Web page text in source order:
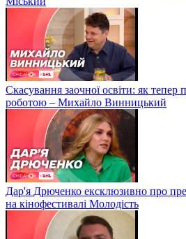
Скасування заочної освіти: як тепер
роботою – Михайло Винницький
Дар'я Дрюченко ексклюзивно про
на кінофестивалі Молодість